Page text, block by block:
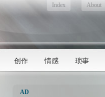
Index About
创作 情感 琐事
AD